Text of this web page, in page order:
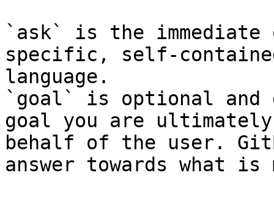
`ask` is the
specific, self-
language.
`goal` is optional and
goal you are
behalf of the user.
answer towards what